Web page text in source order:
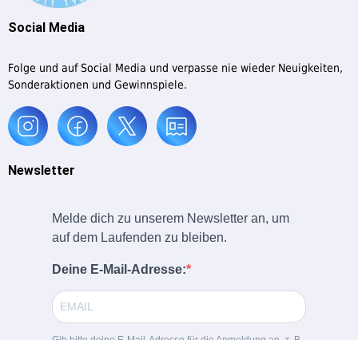
Social Media
Folge und auf Social Media und verpasse nie wieder Neuigkeiten,
Sonderaktionen und Gewinnspiele.
Newsletter
Melde dich zu unserem Newsletter an, um
auf dem Laufenden zu bleiben.
Deine E-Mail-Adresse: